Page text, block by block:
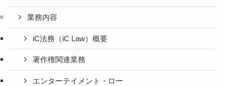
業務内容
iC法務（iC Law）概要
著作権関連業務
エンターテイメント・ロー